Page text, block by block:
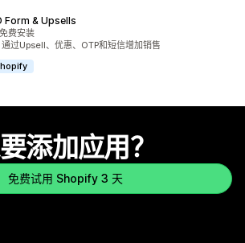
Form & Upsells
）
免费安装
过Upsell、优惠、OTP和短信增加销售
添加应用？
免费试用 Shopify 3 天